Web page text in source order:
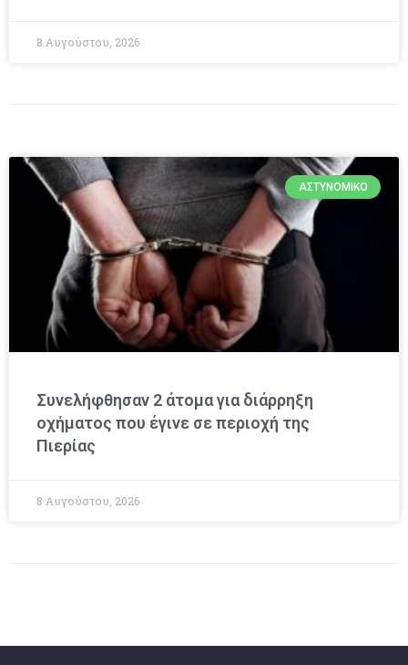
8 Αυγούστου, 2026
ΑΣΤΥΝΟΜΙΚΌ
Συνελήφθησαν 2 άτομα για διάρρηξη
οχήματος που έγινε σε περιοχή της
Πιερίας
8 Αυγούστου, 2026